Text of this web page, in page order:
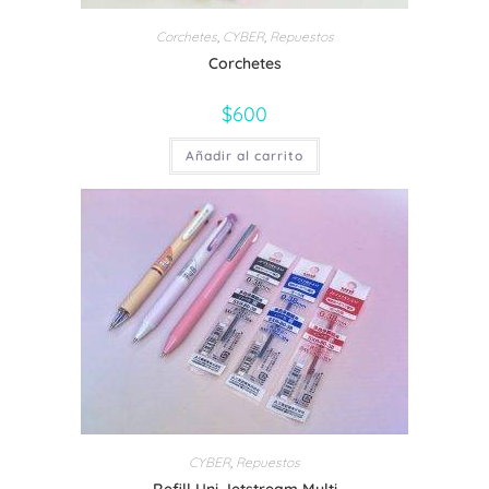
Corchetes, CYBER, Repuestos
Corchetes
$600
Añadir al carrito
CYBER, Repuestos